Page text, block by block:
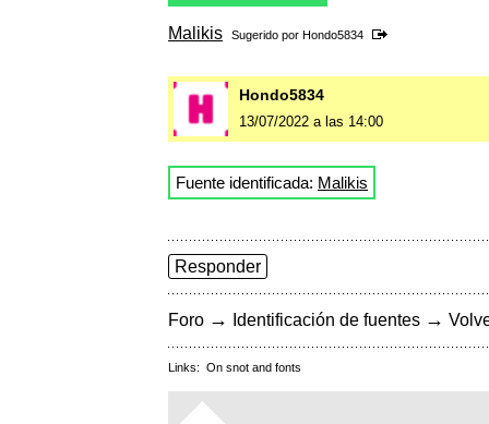
Malikis Sugerido por Hondo5834
Hondo5834
13/07/2022 a las 14:00
Fuente identificada: Malikis
Responder
Foro → Identificación de fuentes →
Links: On snot and fonts